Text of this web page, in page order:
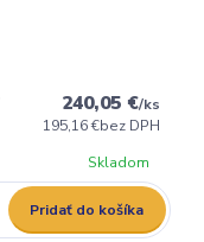
240,05 €/ks
195,16 €bez DPH
Skladom
Pridať do košíka